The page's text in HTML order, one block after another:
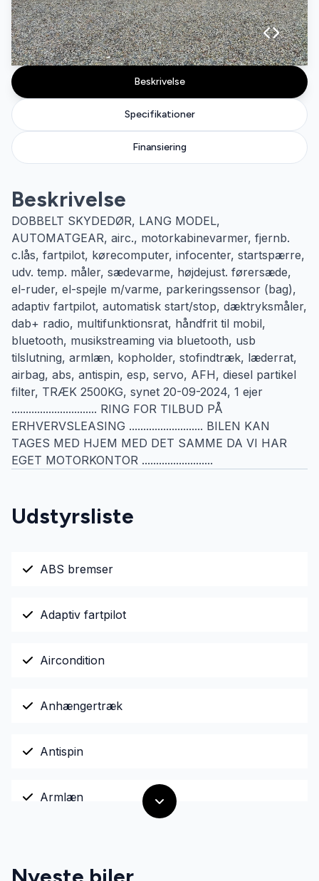
Specifikationer
Beskrivelse
Finansiering
Beskrivelse
DOBBELT SKYDEDØR, LANG MODEL,
AUTOMATGEAR, airc., motorkabinevarmer, fjernb.
c.lås, fartpilot, kørecomputer, infocenter, startspærre,
udv. temp. måler, sædevarme, højdejust. førersæde,
el-ruder, el-spejle m/varme, parkeringssensor (bag),
adaptiv fartpilot, automatisk start/stop, dæktryksmåler,
dab+ radio, multifunktionsrat, håndfrit til mobil,
bluetooth, musikstreaming via bluetooth, usb
tilslutning, armlæn, kopholder, stofindtræk, læderrat,
airbag, abs, antispin, esp, servo, AFH, diesel partikel
filter, TRÆK 2500KG, synet 20-09-2024, 1 ejer
.............................. RING FOR TILBUD PÅ
ERHVERVSLEASING .......................... BILEN KAN
TAGES MED HJEM MED DET SAMME DA VI HAR
EGET MOTORKONTOR .........................
Udstyrsliste
ABS bremser
Adaptiv fartpilot
Aircondition
Anhængertræk
Antispin
Armlæn